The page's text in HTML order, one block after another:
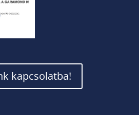
kapcsolatba!